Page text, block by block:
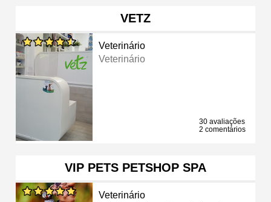
VETZ
Veterinário
Veterinário
30 avaliações
2 comentários
VIP PETS PETSHOP SPA
Veterinário